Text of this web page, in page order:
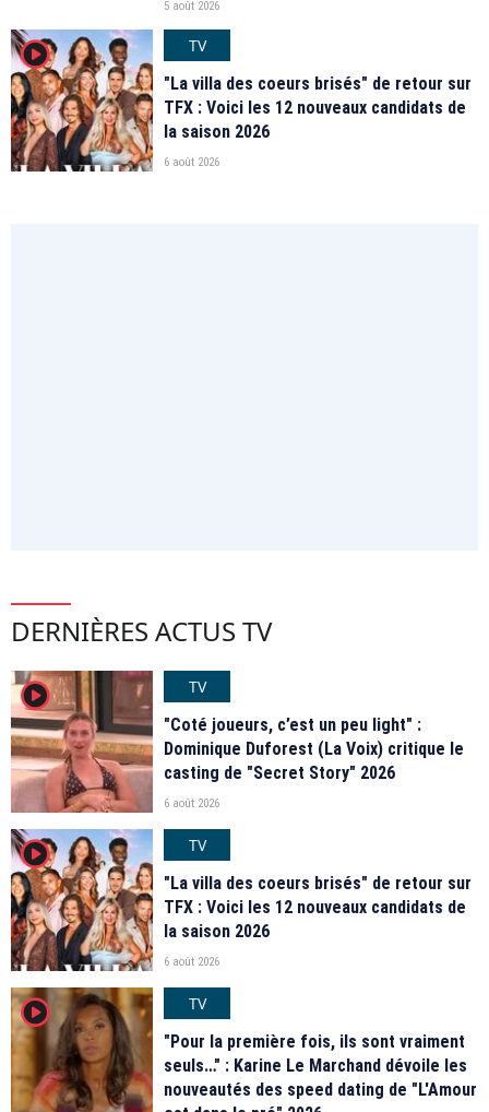
5 août 2026
player2
TV
"La villa des coeurs brisés" de retour sur
TFX : Voici les 12 nouveaux candidats de
la saison 2026
6 août 2026
DERNIÈRES ACTUS TV
player2
TV
"Coté joueurs, c’est un peu light" :
Dominique Duforest (La Voix) critique le
casting de "Secret Story" 2026
6 août 2026
player2
TV
"La villa des coeurs brisés" de retour sur
TFX : Voici les 12 nouveaux candidats de
la saison 2026
6 août 2026
player2
TV
"Pour la première fois, ils sont vraiment
seuls…" : Karine Le Marchand dévoile les
nouveautés des speed dating de "L'Amour